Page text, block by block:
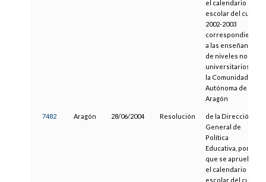
el calendario
escolar del curso
2002-2003
correspondiente
a las enseñanzas
de niveles no
universitarios de
la Comunidad
Autónoma de
Aragón
7482 Aragón 28/06/2004 Resolución
de la Dirección
General de
Política
Educativa, por la
que se aprueba
el calendario
escolar del curso